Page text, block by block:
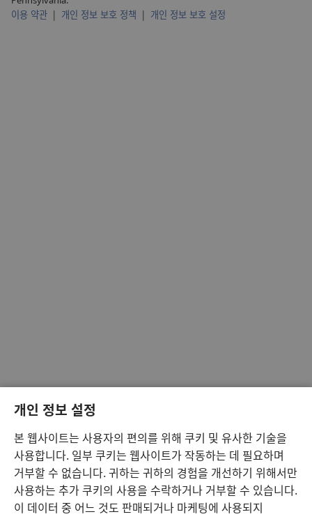
개인 정보 설정
본 웹사이트는 사용자의 편의를 위해 쿠키 및 유사한 기술을
사용합니다. 일부 쿠키는 웹사이트가 작동하는 데 필요하며
거부할 수 없습니다. 귀하는 귀하의 경험을 개선하기 위해서만
사용하는 추가 쿠키의 사용을 수락하거나 거부할 수 있습니다.
이 데이터 중 어느 것도 판매되거나 마케팅에 사용되지
이용 약관 | 개인 정보 보호 정책 | 개인 정보 보호 설정